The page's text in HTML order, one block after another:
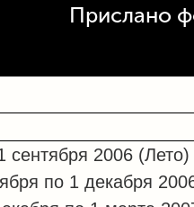
Прислано
2006 (Лето)
по 1 декабря